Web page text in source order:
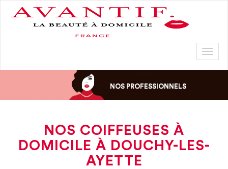
NOS PROFESSIONNELS
NOS COIFFEUSES À
DOMICILE À DOUCHY-LES-
AYETTE